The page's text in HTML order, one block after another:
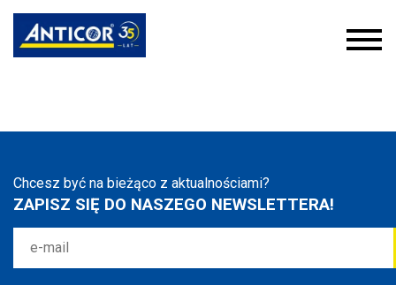
Chcesz być na bieżąco z aktualnościami?
ZAPISZ SIĘ DO NASZEGO NEWSLETTERA!